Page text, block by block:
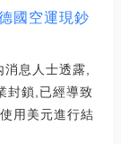
國空運現鈔
息人士透露,
封鎖,已經導致
用美元進行結